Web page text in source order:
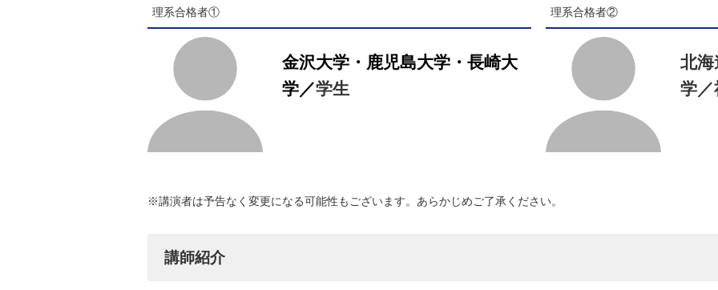
理系合格者①
金沢大学・鹿児島大学・長崎大
学／学生
理系合格者②
北海
学／
※講演者は予告なく変更になる可能性もございます。あらかじめご了承ください。
講師紹介